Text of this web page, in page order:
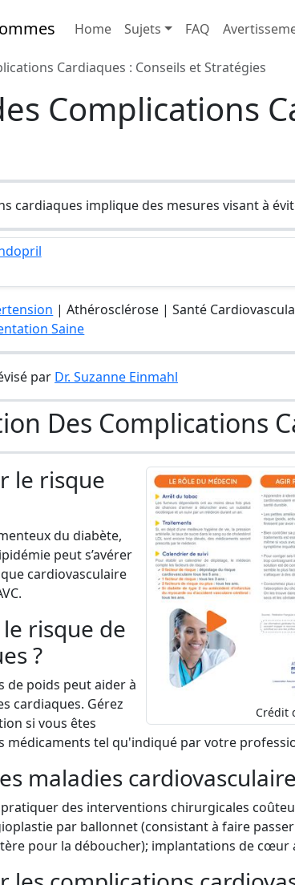
Home Sujets FAQ
Cardiaques : Conseils et Stratégies
Complications
cardiaques implique des mesures visant à
| Athérosclérose | Santé
Saine
par Dr. Suzanne Einmahl
Des Complications
Crédit
le risque
du diabète,
peut s’avérer
cardiovasculaire
risque de
?
de poids peut aider à
cardiaques. Gérez
si vous êtes
médicaments tel qu'indiqué par votre
maladies
des interventions chirurgicales
par ballonnet (consistant à faire
pour la déboucher); implantations de cœur